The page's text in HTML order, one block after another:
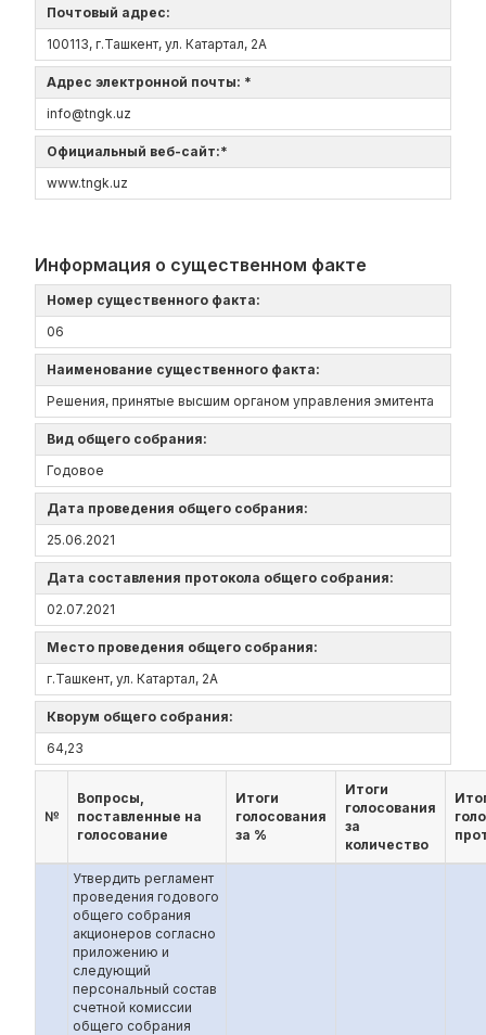
Почтовый адрес:
100113, г.Ташкент, ул. Катартал, 2А
Адрес электронной почты: *
info@tngk.uz
Официальный веб-сайт:*
www.tngk.uz
Информация о существенном факте
Номер существенного факта:
06
Наименование существенного факта:
Решения, принятые высшим органом управления эмитента
Вид общего собрания:
Годовое
Дата проведения общего собрания:
25.06.2021
Дата составления протокола общего собрания:
02.07.2021
Место проведения общего собрания:
г.Ташкент, ул. Катартал, 2А
Кворум общего собрания:
64,23
№
Вопросы,
поставленные на
голосование
Итоги
голосования
за %
Итоги
голосования
за
количество
Утвердить регламент
проведения годового
общего собрания
акционеров согласно
приложению и
следующий
персональный состав
счетной комиссии
общего собрания